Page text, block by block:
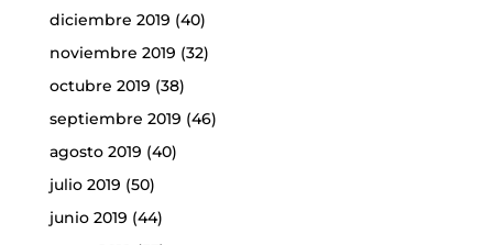
diciembre 2019 (40)
noviembre 2019 (32)
octubre 2019 (38)
septiembre 2019 (46)
agosto 2019 (40)
julio 2019 (50)
junio 2019 (44)